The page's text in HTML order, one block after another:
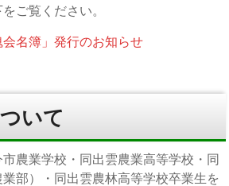
ご覧ください。
名簿」発行のお知らせ
いて
農業学校・同出雲農業高等学校・同
部）・同出雲農林高等学校卒業生を